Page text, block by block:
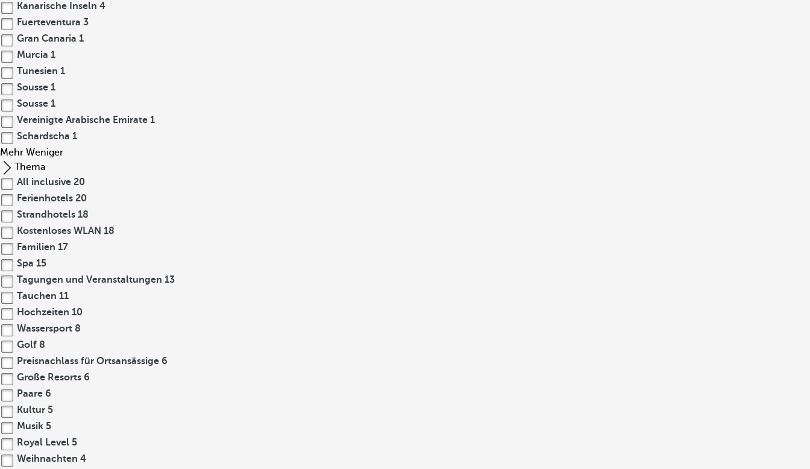
Kanarische Inseln 4
Fuerteventura 3
Gran Canaria 1
Murcia 1
Tunesien 1
Sousse 1
Sousse 1
Vereinigte Arabische Emirate 1
Schardscha 1
Mehr Weniger
Thema
All inclusive 20
Ferienhotels 20
Strandhotels 18
Kostenloses WLAN 18
Familien 17
Spa 15
Tagungen und Veranstaltungen 13
Tauchen 11
Hochzeiten 10
Wassersport 8
Golf 8
Preisnachlass für Ortsansässige 6
Große Resorts 6
Paare 6
Kultur 5
Musik 5
Royal Level 5
Weihnachten 4